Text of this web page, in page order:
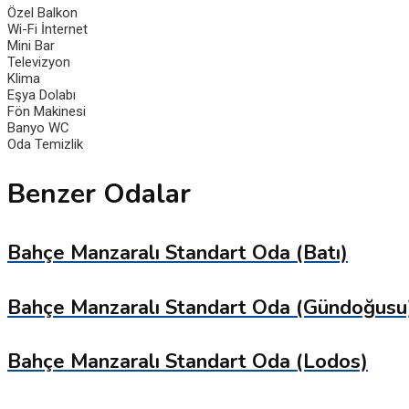
Özel Balkon
Wi-Fi İnternet
Mini Bar
Televizyon
Klima
Eşya Dolabı
Fön Makinesi
Banyo WC
Oda Temizlik
Benzer Odalar
Bahçe Manzaralı Standart Oda (Batı)
Bahçe Manzaralı Standart Oda
Bahçe Manzaralı Standart Oda (Lodos)